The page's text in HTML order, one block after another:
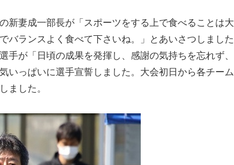
妻成一部長が「スポーツをする上で食べることは大
バランスよく食べて下さいね。」とあいさつしました
手が「日頃の成果を発揮し、感謝の気持ちを忘れず、
いっぱいに選手宣誓しました。大会初日から各チーム
ました。